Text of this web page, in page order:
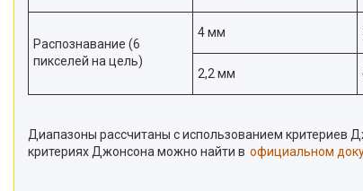
Распознавание (6
пикселей на цель)
4 мм
2,2 мм
Диапазоны рассчитаны с использованием критериев
критериях Джонсона можно найти в официальном